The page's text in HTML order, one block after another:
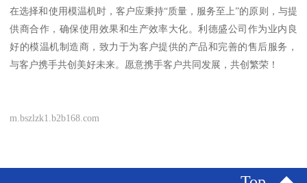
在选择和使用模温机时，客户应秉持“质量，服务至上”的原则，与提
供商合作，确保使用效果和生产效率大化。利德盛公司作为业内良
好的模温机制造商，致力于为客户提供的产品和完善的售后服务，
与客户携手共创美好未来。愿意携手客户共同发展，共创繁荣！
m.bszlzk1.b2b168.com